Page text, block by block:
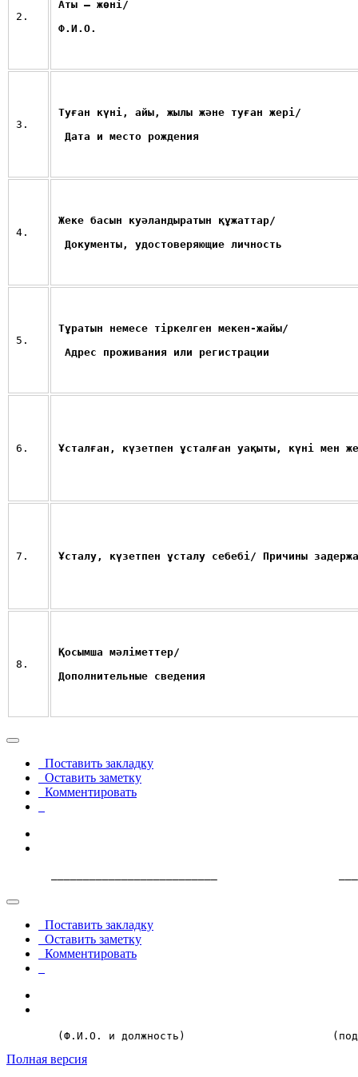
2.
Аты – жөні/
Ф.И.О.
3.
Туған күні, айы, жылы және туған жері/
Дата и место рождения
4.
Жеке басын куәландыратын құжаттар/
Документы, удостоверяющие личность
5.
Тұратын немесе тіркелген мекен-жайы/
Адрес проживания или регистрации
6. Ұсталған, күзетпен ұсталған уақыты, күні мен
7. Ұсталу, күзетпен ұсталу себебі/ Причины
8.
Қосымша мәліметтер/
Дополнительные сведения
Поставить закладку
Оставить заметку
Комментировать
Поставить закладку
Оставить заметку
Комментировать
(Ф.И.О. и должность)
Полная версия